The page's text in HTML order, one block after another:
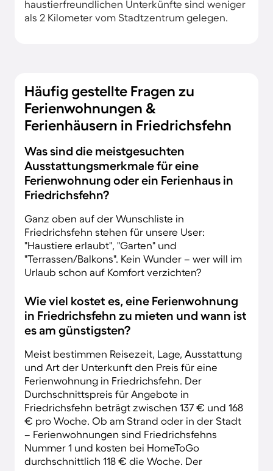
haustierfreundlichen Unterkünfte sind weniger
als 2 Kilometer vom Stadtzentrum gelegen.
Häufig gestellte Fragen zu
Ferienwohnungen &
Ferienhäusern in Friedrichsfehn
Was sind die meistgesuchten
Ausstattungsmerkmale für eine
Ferienwohnung oder ein Ferienhaus in
Friedrichsfehn?
Ganz oben auf der Wunschliste in
Friedrichsfehn stehen für unsere User:
"Haustiere erlaubt", "Garten" und
"Terrassen/Balkons". Kein Wunder – wer will im
Urlaub schon auf Komfort verzichten?
Wie viel kostet es, eine Ferienwohnung
in Friedrichsfehn zu mieten und wann ist
es am günstigsten?
Meist bestimmen Reisezeit, Lage, Ausstattung
und Art der Unterkunft den Preis für eine
Ferienwohnung in Friedrichsfehn. Der
Durchschnittspreis für Angebote in
Friedrichsfehn beträgt zwischen 137 € und 168
€ pro Woche. Ob am Strand oder in der Stadt
– Ferienwohnungen sind Friedrichsfehns
Nummer 1 und kosten bei HomeToGo
durchschnittlich 118 € die Woche. Der